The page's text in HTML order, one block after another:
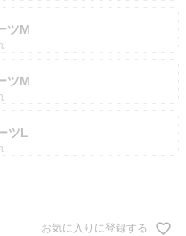
ツM
ツM
ツL
お気に入りに登録する